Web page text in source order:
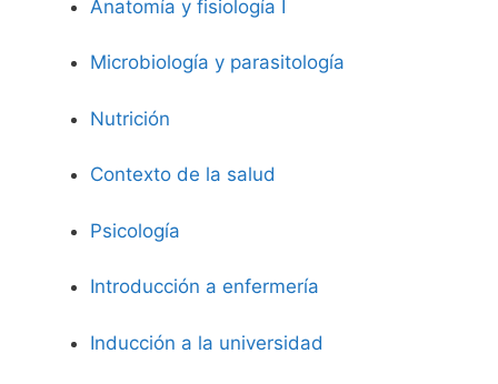
Anatomía y fisiología I
Microbiología y parasitología
Nutrición
Contexto de la salud
Psicología
Introducción a enfermería
Inducción a la universidad